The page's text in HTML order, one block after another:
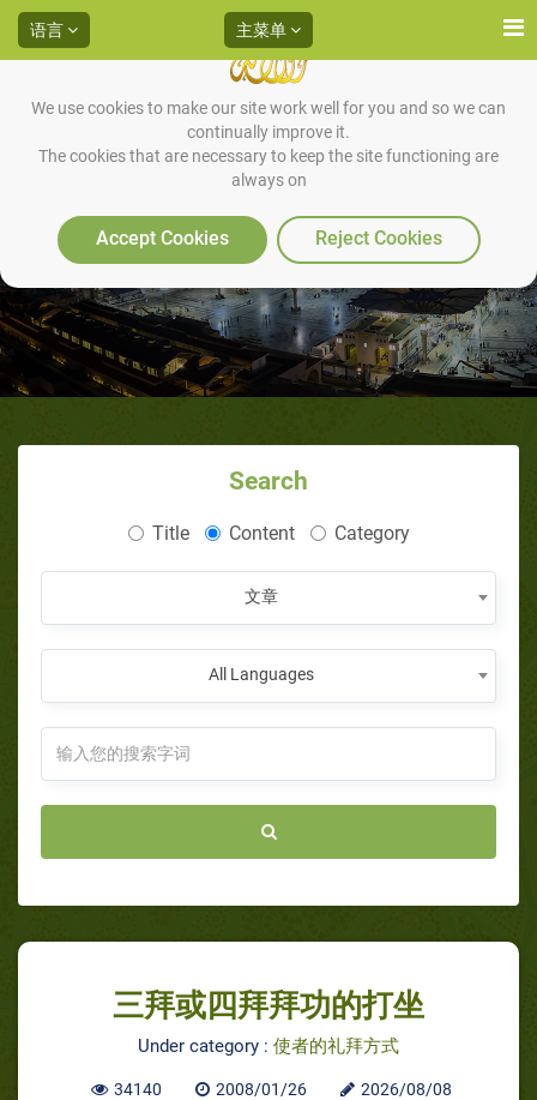
We use cookies to make our site work well for you and so we can
continually improve it.
The cookies that are necessary to keep the site functioning are
always on
Accept Cookies Reject Cookies
语言 主菜单
三拜或四拜拜功的打坐
Search
Title Content Category
文章
All Languages
三拜或四拜拜功的打坐
Under category : 使者的礼拜方式
34140 2008/01/26 2026/08/08